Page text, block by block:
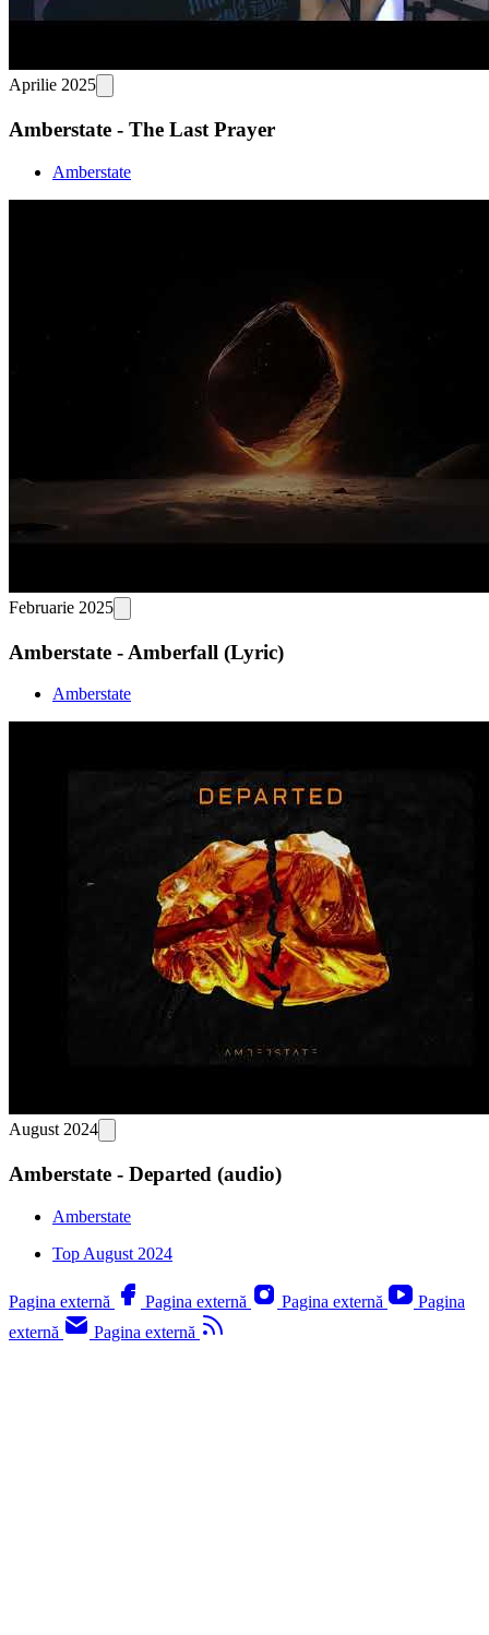
Aprilie 2025
Amberstate - The Last Prayer
Amberstate
Februarie 2025
Amberstate - Amberfall (Lyric)
Amberstate
August 2024
Amberstate - Departed (audio)
Amberstate
Top August 2024
Pagina externă Pagina externă Pagina externă
Pagina
externă
Pagina externă